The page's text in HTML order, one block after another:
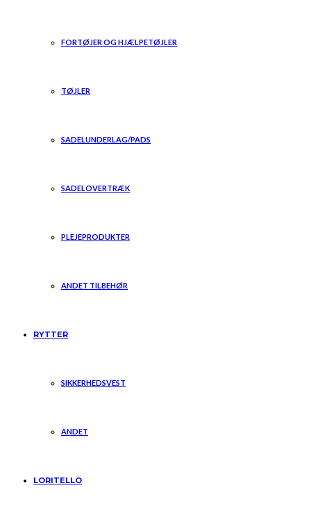
FORTØJER OG HJÆLPETØJLER
TØJLER
SADELUNDERLAG/PADS
SADELOVERTRÆK
PLEJEPRODUKTER
ANDET TILBEHØR
RYTTER
SIKKERHEDSVEST
ANDET
LORITELLO